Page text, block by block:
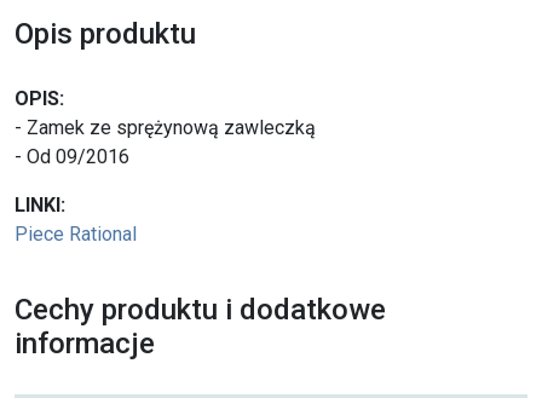
Opis produktu
OPIS:
- Zamek ze sprężynową zawleczką
- Od 09/2016
LINKI:
Piece Rational
Cechy produktu i dodatkowe
informacje